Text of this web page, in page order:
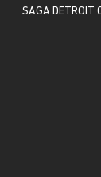
SAGA DETROIT